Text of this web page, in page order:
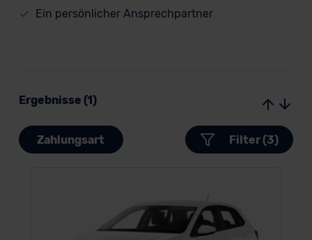
Ein persönlicher Ansprechpartner
Ergebnisse (1)
Zahlungsart Filter (3)